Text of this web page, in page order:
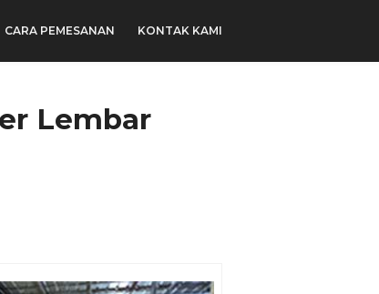
CARA PEMESANAN KONTAK KAMI
Lembar